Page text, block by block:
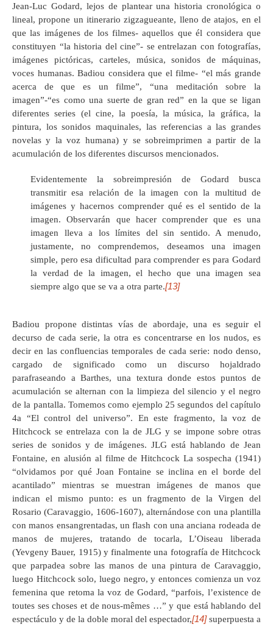
Jean-Luc Godard, lejos de plantear una historia cronológica o
lineal, propone un itinerario zigzagueante, lleno de atajos, en el
que las imágenes de los filmes- aquellos que él considera que
constituyen “la historia del cine”- se entrelazan con fotografías,
imágenes pictóricas, carteles, música, sonidos de máquinas,
voces humanas. Badiou considera que el filme- “el más grande
acerca de que es un filme”, “una meditación sobre la
imagen”-“es como una suerte de gran red” en la que se ligan
diferentes series (el cine, la poesía, la música, la gráfica, la
pintura, los sonidos maquinales, las referencias a las grandes
novelas y la voz humana) y se sobreimprimen a partir de la
acumulación de los diferentes discursos mencionados.
Evidentemente la sobreimpresión de Godard busca
transmitir esa relación de la imagen con la multitud de
imágenes y hacernos comprender qué es el sentido de la
imagen. Observarán que hacer comprender que es una
imagen lleva a los límites del sin sentido. A menudo,
justamente, no comprendemos, deseamos una imagen
simple, pero esa dificultad para comprender es para Godard
la verdad de la imagen, el hecho que una imagen sea
siempre algo que se va a otra parte.[13]
Badiou propone distintas vías de abordaje, una es seguir el
decurso de cada serie, la otra es concentrarse en los nudos, es
decir en las confluencias temporales de cada serie: nodo denso,
cargado de significado como un discurso hojaldrado
parafraseando a Barthes, una textura donde estos puntos de
acumulación se alternan con la limpieza del silencio y el negro
de la pantalla. Tomemos como ejemplo 25 segundos del capítulo
4a “El control del universo”. En este fragmento, la voz de
Hitchcock se entrelaza con la de JLG y se impone sobre otras
series de sonidos y de imágenes. JLG está hablando de Jean
Fontaine, en alusión al filme de Hitchcock La sospecha (1941)
“olvidamos por qué Joan Fontaine se inclina en el borde del
acantilado” mientras se muestran imágenes de manos que
indican el mismo punto: es un fragmento de la Virgen del
Rosario (Caravaggio, 1606-1607), alternándose con una plantilla
con manos ensangrentadas, un flash con una anciana rodeada de
manos de mujeres, tratando de tocarla, L’Oiseau liberada
(Yevgeny Bauer, 1915) y finalmente una fotografía de Hitchcock
que parpadea sobre las manos de una pintura de Caravaggio,
luego Hitchcock solo, luego negro, y entonces comienza un voz
femenina que retoma la voz de Godard, “parfois, l’existence de
toutes ses choses et de nous-mêmes …” y que está hablando del
espectáculo y de la doble moral del espectador,[14]superpuesta a